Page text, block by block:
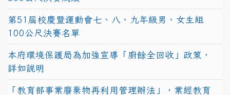
第51屆校慶暨運動會七、八、九年級男、女生組
100公尺決賽名單
本府環境保護局為加強宣導「廚餘全回收」政策，
詳如說明
「教育部事業廢棄物再利用管理辦法」，業經教育